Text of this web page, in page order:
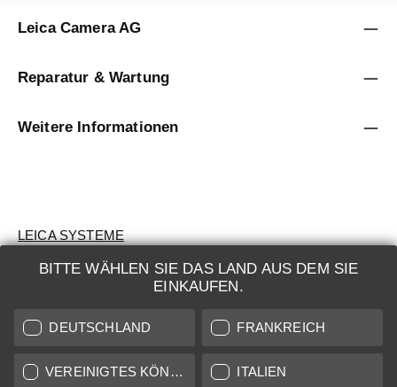
BITTE WÄHLEN SIE DAS LAND AUS DEM SIE
EINKAUFEN.
DEUTSCHLAND FRANKREICH
VEREINIGTES KÖNIGREICH ITALIEN
Leica Camera AG
Reparatur & Wartung
Weitere Informationen
LEICA SYSTEME
BEWERTUNG
AUKTION